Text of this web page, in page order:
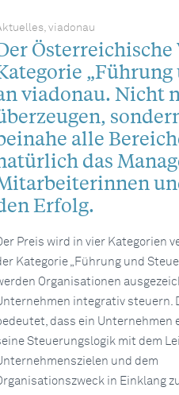
viadonau
„Führung
viadonau. Nicht
alle
das
Erfolg.
Preis wird in vier Kategorien
Kategorie „Führung und
Organisationen
integrativ steuern.
dass ein Unternehmen
Steuerungslogik mit dem
und dem
in Einklang